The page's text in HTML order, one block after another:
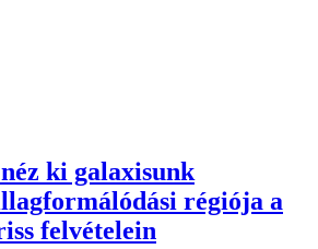
ki galaxisunk
régiója a
felvételein